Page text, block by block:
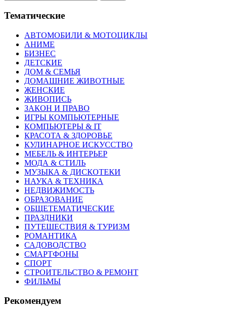
Тематические
АВТОМОБИЛИ & МОТОЦИКЛЫ
АНИМЕ
БИЗНЕС
ДЕТСКИЕ
ДОМ & СЕМЬЯ
ДОМАШНИЕ ЖИВОТНЫЕ
ЖЕНСКИЕ
ЖИВОПИСЬ
ЗАКОН И ПРАВО
ИГРЫ КОМПЬЮТЕРНЫЕ
КОМПЬЮТЕРЫ & IT
КРАСОТА & ЗДОРОВЬЕ
КУЛИНАРНОЕ ИСКУССТВО
МЕБЕЛЬ & ИНТЕРЬЕР
МОДА & СТИЛЬ
МУЗЫКА & ДИСКОТЕКИ
НАУКА & ТЕХНИКА
НЕДВИЖИМОСТЬ
ОБРАЗОВАНИЕ
ОБЩЕТЕМАТИЧЕСКИЕ
ПРАЗДНИКИ
ПУТЕШЕСТВИЯ & ТУРИЗМ
РОМАНТИКА
САДОВОДСТВО
СМАРТФОНЫ
СПОРТ
СТРОИТЕЛЬСТВО & РЕМОНТ
ФИЛЬМЫ
Рекомендуем